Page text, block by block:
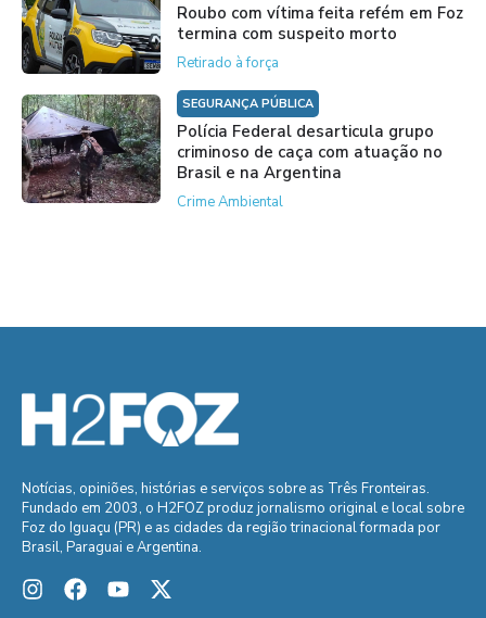
Roubo com vítima feita refém em Foz
termina com suspeito morto
Retirado à força
SEGURANÇA PÚBLICA
Polícia Federal desarticula grupo
criminoso de caça com atuação no
Brasil e na Argentina
Crime Ambiental
Notícias, opiniões, histórias e serviços sobre as Três Fronteiras.
Fundado em 2003, o H2FOZ produz jornalismo original e local sobre
Foz do Iguaçu (PR) e as cidades da região trinacional formada por
Brasil, Paraguai e Argentina.